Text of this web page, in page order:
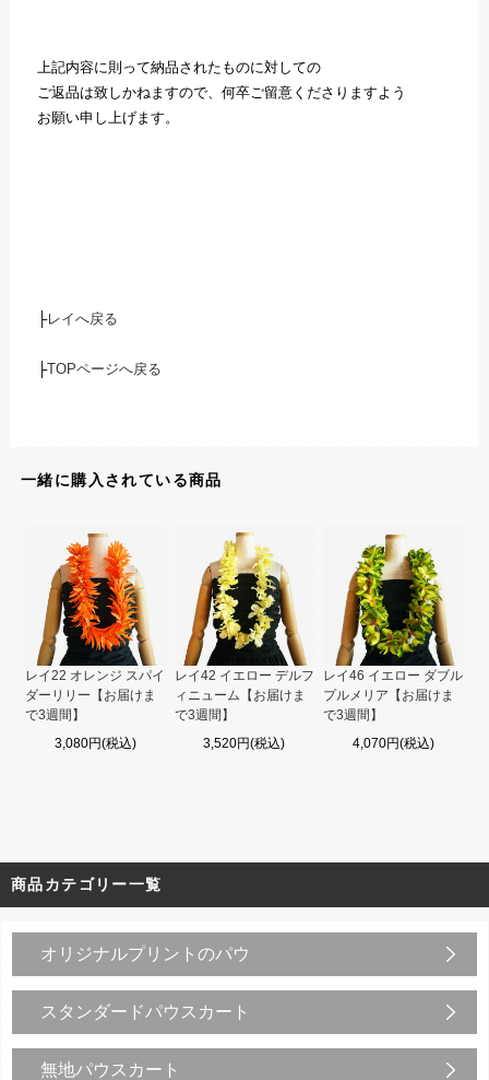
上記内容に則って納品されたものに対しての
ご返品は致しかねますので、何卒ご留意くださりますよう
お願い申し上げます。
├レイへ戻る
├TOPページへ戻る
一緒に購入されている商品
レイ22 オレンジ スパイ
ダーリリー【お届けま
で3週間】
3,080円(税込)
レイ42 イエロー デルフ
ィニューム【お届けま
で3週間】
3,520円(税込)
レイ46 イエロー ダブル
プルメリア【お届けま
で3週間】
4,070円(税込)
商品カテゴリー一覧
オリジナルプリントのパウ
スタンダードパウスカート
無地パウスカート